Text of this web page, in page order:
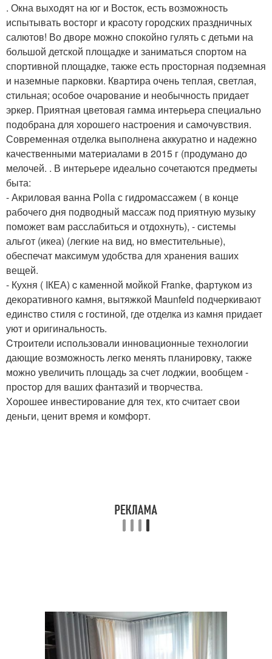
. Окна выходят на юг и Восток, есть возможность
испытывать восторг и красоту городских праздничных
салютов! Во дворе можно спокойно гулять с детьми на
большой детской площадке и заниматься спортом на
спортивной площадке, также есть просторная подземная
и наземные парковки. Квартира очень теплая, светлая,
cтильная; oсобое очарование и необычность придает
эркер. Приятная цветовая гамма интерьера специально
подобрана для хорошего настроения и самочувствия.
Современная отделка выполнена аккуратно и надежно
качественными материалами в 2015 г (продумано до
мелочей. . В интерьере идеально сочетаются предметы
быта:
- Акриловая ванна Polla с гидромассажем ( в конце
рабочего дня подводный массаж под приятную музыку
поможет вам расслабиться и отдохнуть), - системы
альгот (икеа) (легкие на вид, но вместительные),
обеспечат максимум удобства для хранения ваших
вещей.
- Кухня ( IКЕА) c каменной мойкой Franke, фартуком из
декоративного камня, вытяжкой Maunfeld подчеркивают
единство стиля c гостиной, где отделка из камня придает
уют и оригинальность.
Cтроители использовали инновационные технологии
дающие возможность легко менять планировку, также
можно увеличить площадь за счет лоджии, вообщем -
простор для ваших фантазий и творчества.
Хорошее инвестирование для тех, кто cчитает свои
деньги, ценит время и комфорт.